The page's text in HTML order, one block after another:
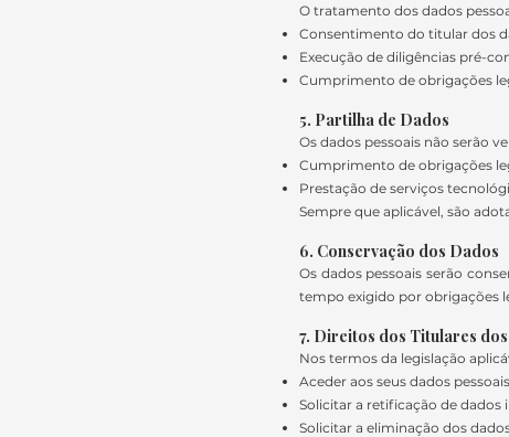
O tratamento dos dados
Consentimento do titular dos
Execução de diligências pré-
Cumprimento de obrigações
5. Partilha de Dados
Os dados pessoais não serão
Cumprimento de obrigações
Prestação de serviços
Sempre que aplicável, são
6. Conservação dos Dados
Os dados pessoais serão
tempo exigido por obrigações
7. Direitos dos Titulares
Nos termos da legislação
Aceder aos seus dados pessoais
Solicitar a retificação de
Solicitar a eliminação dos